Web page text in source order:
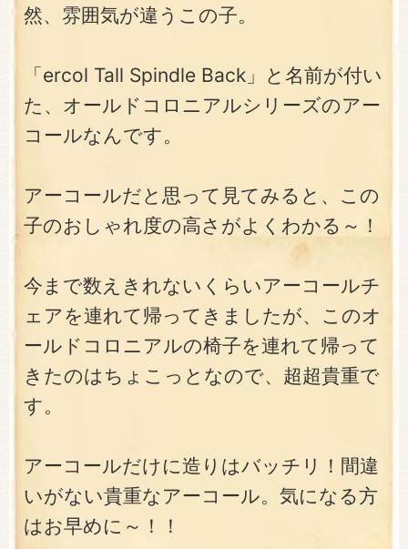
然、雰囲気が違うこの子。
「ercol Tall Spindle Back」と名前が付い
た、オールドコロニアルシリーズのアー
コールなんです。
アーコールだと思って見てみると、この
子のおしゃれ度の高さがよくわかる～！
今まで数えきれないくらいアーコールチ
ェアを連れて帰ってきましたが、このオ
ールドコロニアルの椅子を連れて帰って
きたのはちょこっとなので、超超貴重で
す。
アーコールだけに造りはバッチリ！間違
いがない貴重なアーコール。気になる方
はお早めに～！！